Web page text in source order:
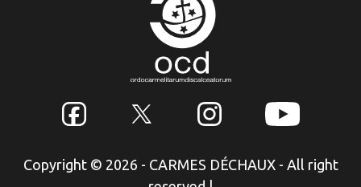
Copyright © 2026 - CARMES DÉCHAUX - All right